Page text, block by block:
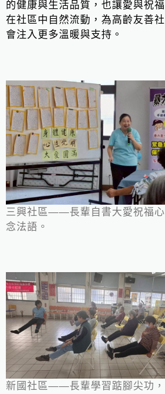
的健康與生活品質，也讓愛與祝福
在社區中自然流動，為高齡友善社
會注入更多溫暖與支持。
三興社區——長輩自書大愛祝福心
念法語。
新國社區——長輩學習踮腳尖功，